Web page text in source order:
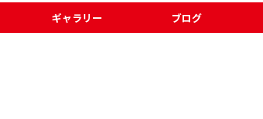
ギャラリー ブログ